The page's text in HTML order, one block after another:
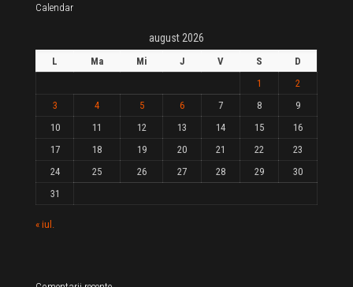
Calendar
august 2026
L Ma Mi J V S
D
1
2
3
4 5 6 7 8
9
10
11 12 13 14 15
16
17
18 19 20 21 22
23
24
25 26 27 28 29
30
31
« iul.